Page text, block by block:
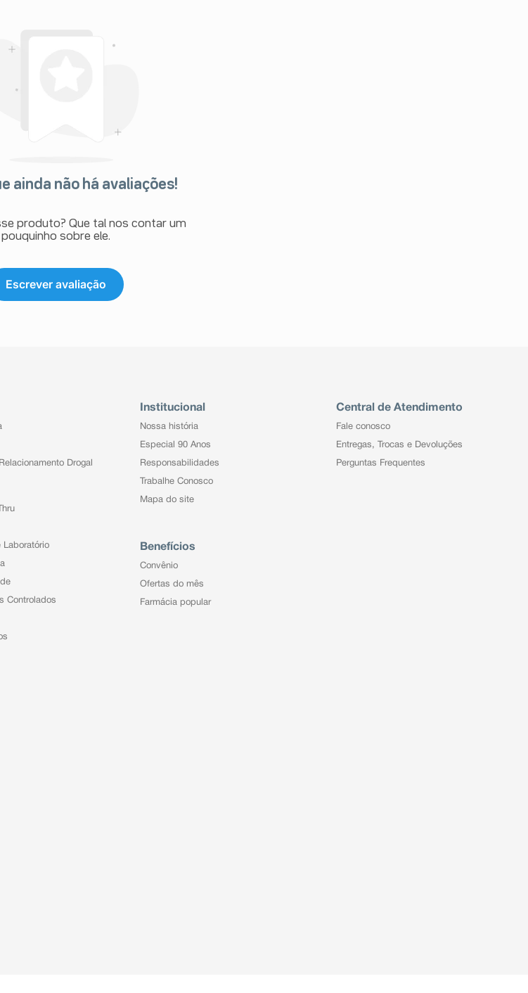
ainda não há avaliações!
produto? Que tal nos contar um
pouquinho sobre ele.
Escrever avaliação
Drogal
Laboratório
Controlados
Institucional
Nossa história
Especial 90 Anos
Responsabilidades
Trabalhe Conosco
Mapa do site
Benefícios
Convênio
Ofertas do mês
Farmácia popular
Central de Atendimento
Fale conosco
Entregas, Trocas e Devoluções
Perguntas Frequentes